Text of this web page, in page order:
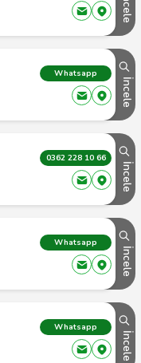
İncele
Whatsapp
İncele
0362 228 10 66
İncele
Whatsapp
İncele
Whatsapp
İncele